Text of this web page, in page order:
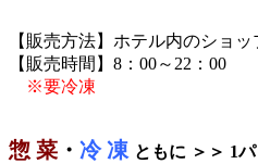
【販売方法】ホテル内のショ
【販売時間】8：00～22：00
※要冷凍
惣 菜 ・ 冷 凍 ともに ＞＞ 1